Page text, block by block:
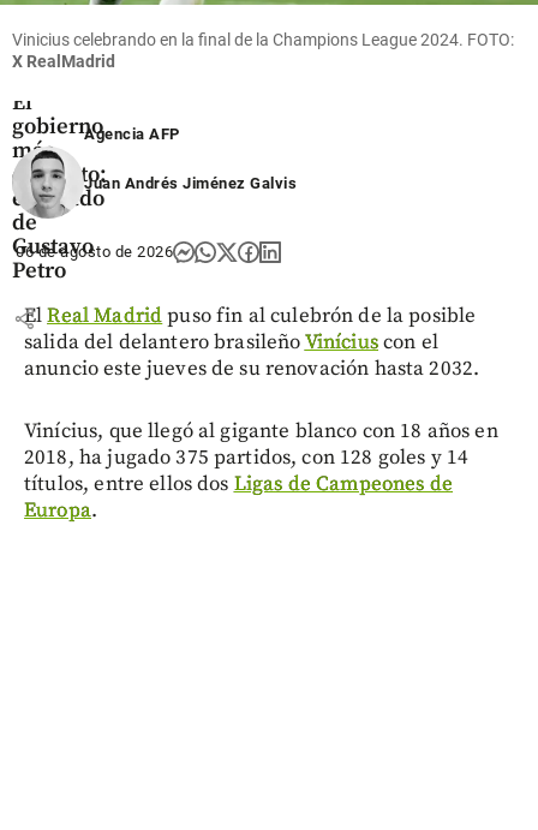
Columnistas
El
gobierno
más
corrupto:
el legado
de
Gustavo
Petro
share
Vinicius celebrando en la final de la Champions League 2024. FOTO:
X RealMadrid
Agencia AFP
Juan Andrés Jiménez Galvis
06 de agosto de 2026
ElReal Madridpuso fin al culebrón de la posible
salida del delantero brasileñoViníciuscon el
anuncio este jueves de su renovación hasta 2032.
Vinícius, que llegó al gigante blanco con 18 años en
2018, ha jugado 375 partidos, con 128 goles y 14
títulos, entre ellos dos Ligas de Campeones de
Europa.